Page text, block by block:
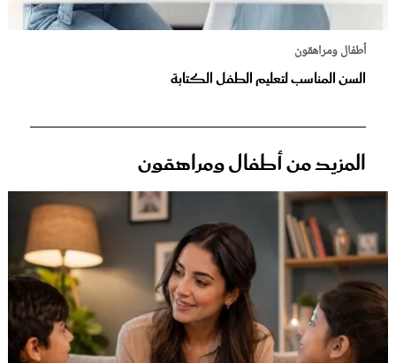
أطفال ومراهقون
السن المناسب لتعليم الطفل الكتابة
المزيد من أطفال ومراهقون